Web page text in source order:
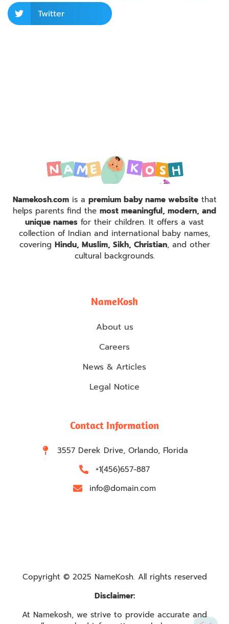
Twitter
Namekosh.comis a premium baby name websitethat
helps parents find the most meaningful, modern, and
unique names for their children. It offers a vast
collection of Indian and international baby names,
covering Hindu, Muslim, Sikh, Christian, and other
cultural backgrounds.
NameKosh
About us
Careers
News & Articles
Legal Notice
Contact Information
3557 Derek Drive, Orlando, Florida
+1(456)657-887
info@domain.com
Copyright © 2025 NameKosh. All rights reserved
Disclaimer:
At Namekosh, we strive to provide accurate and